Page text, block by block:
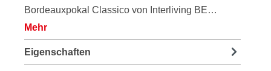
Bordeauxpokal Classico von Interliving BE…
Mehr
Eigenschaften